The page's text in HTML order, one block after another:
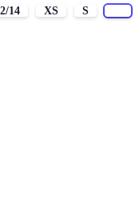
14 XS S